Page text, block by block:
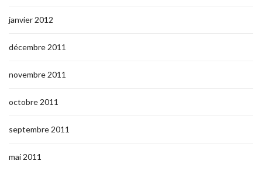
janvier 2012
décembre 2011
novembre 2011
octobre 2011
septembre 2011
mai 2011